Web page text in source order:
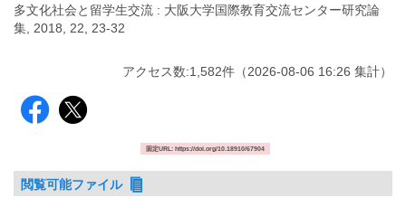
多文化社会と留学生交流 : 大阪大学国際教育交流センター研究論
集, 2018, 22, 23-32
アクセス数:1,582件 （2026-08-06 16:26 集計）
固定URL: https://doi.org/10.18910/67904
閲覧可能ファイル